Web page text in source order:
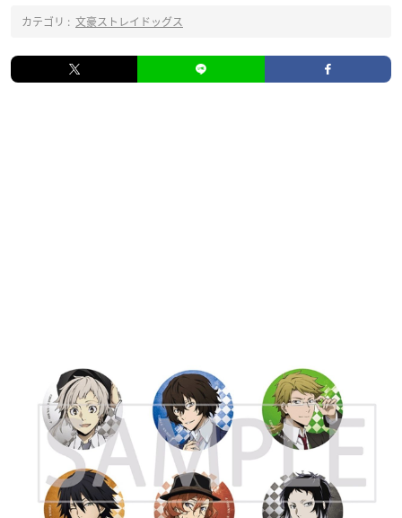
カテゴリ : 文豪ストレイドッグス